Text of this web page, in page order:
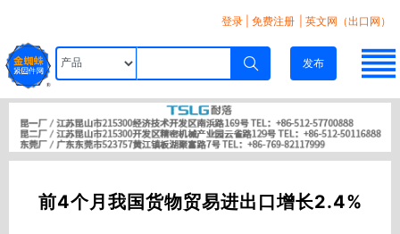
登录 免费注册 | 英文网（出口网）
发布
前4个月我国货物贸易进出口增长2.4%